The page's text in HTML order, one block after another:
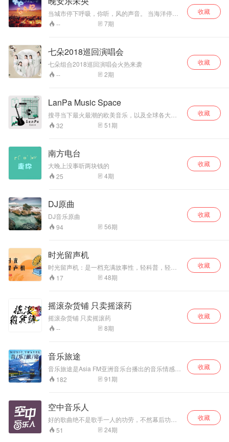
当城市停下呼吸，你听，风的声音。 当海洋停下
流转，你听，海的声音。 当时间停在十点，你
听，我的声音。 一首歌，一晚好梦。 这里是，晚
-- 7期
收藏
七朵2018巡回演唱会
七朵组合2018巡回演唱会火热来袭
--
2期
收藏
LanPa Music Space
搜寻当下最火最潮的欧美音乐，以及全球各大榜
单上的音乐，欣赏音乐的同时，每期节目推一首
英文歌在线教学。
32 51期
收藏
南方电台
大晚上没事听两块钱的
25
4期
收藏
DJ原曲
DJ音乐原曲
94
56期
收藏
时光留声机
时光留声机：是一档充满故事性，轻科普，轻松
的面向城市精英人群，大风格趋同，内容碎片
化，播客短音频性质的广播节目。 FM96.6每天
丁） 湖北交广 制作
17 48期
收藏
摇滚杂货铺 只卖摇滚药
摇滚杂货铺 只卖摇滚药
--
8期
收藏
音乐旅途
音乐旅途是Asia FM亚洲音乐台播出的音乐情感类
节目，节目秉持“通过音乐游历世界”的理念，搜集
各类有态度的音乐，透过音乐的态度看世界。节
航”三个板块。带上有趣的灵魂跟随音乐旅途聆听
不同的语言，不一样的音乐！
182 91期
收藏
空中音乐人
好的歌曲绝不是歌手一人的功劳，不然幕后功臣
继续默默无闻，带你走进音乐人的创作世界！关
注微信订阅号“粉丝圈大队长”参与每日打榜投票，
51 24期
收藏